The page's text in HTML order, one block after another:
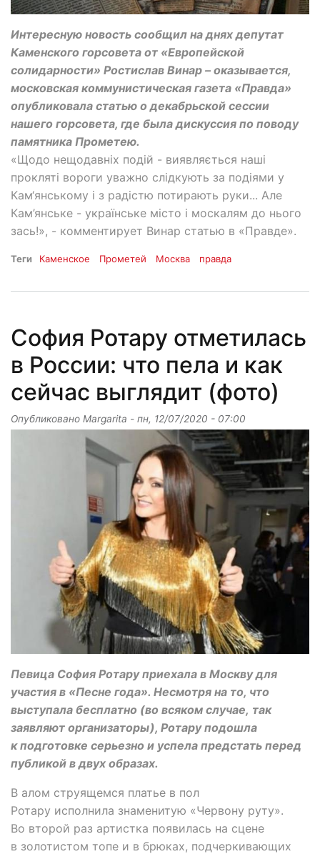
Интересную новость сообщил на днях депутат
Каменского горсовета от «Европейской
солидарности» Ростислав Винар – оказывается,
московская коммунистическая газета «Правда»
опубликовала статью о декабрьской сессии
нашего горсовета, где была дискуссия по поводу
памятника Прометею.
«Щодо нещодавніх подій - виявляється наші
прокляті вороги уважно слідкують за подіями у
Кам‘янському і з радістю потирають руки... Але
Кам’янське - українське місто і москалям до нього
зась!», - комментирует Винар статью в «Правде».
Теги Каменское Прометей Москва правда
София Ротару отметилась
в России: что пела и как
сейчас выглядит (фото)
Опубликовано Margarita - пн, 12/07/2020 - 07:00
Певица София Ротару приехала в Москву для
участия в «Песне года». Несмотря на то, что
выступала бесплатно (во всяком случае, так
заявляют организаторы), Ротару подошла
к подготовке серьезно и успела предстать перед
публикой в двух образах.
В алом струящемся платье в пол
Ротару исполнила знаменитую «Червону руту».
Во второй раз артистка появилась на сцене
в золотистом топе и в брюках, подчеркивающих